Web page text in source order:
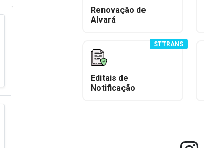
Renovação de
Alvará
Editais de
Notificação
STTRANS